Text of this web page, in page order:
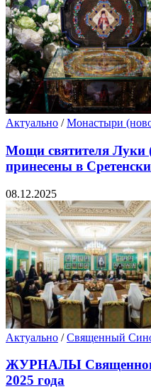
Актуально /Монастыри
Мощи святителя Луки
принесены в
08.12.2025
Актуально /Священный
ЖУРНАЛЫ
2025 года